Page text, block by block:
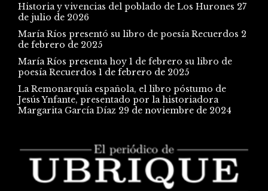
Historia y vivencias del poblado de Los Hurones 27
de julio de 2026
María Ríos presentó su libro de poesía Recuerdos 2
de febrero de 2025
María Ríos presenta hoy 1 de febrero su libro de
poesía Recuerdos 1 de febrero de 2025
La Remonarquía española, el libro póstumo de
Jesús Ynfante, presentado por la historiadora
Margarita García Díaz 29 de noviembre de 2024